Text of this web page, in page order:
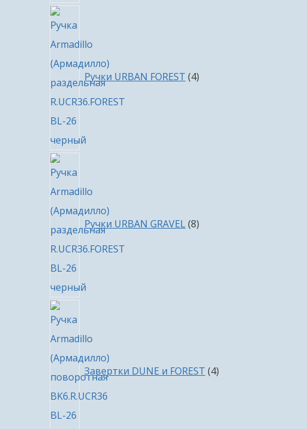
Ручки URBAN FOREST 4
Ручки URBAN GRAVEL 8
Завертки DUNE и FOREST 4